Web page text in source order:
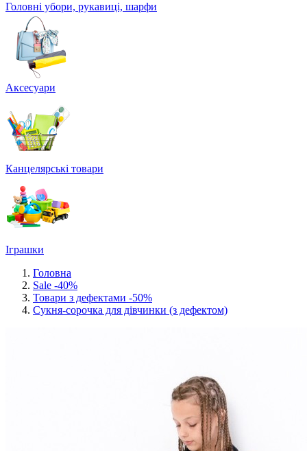
Головні убори, рукавиці, шарфи
Аксесуари
Канцелярські товари
Іграшки
Головна
Sale -40%
Товари з дефектами -50%
Сукня-сорочка для дівчинки (з дефектом)